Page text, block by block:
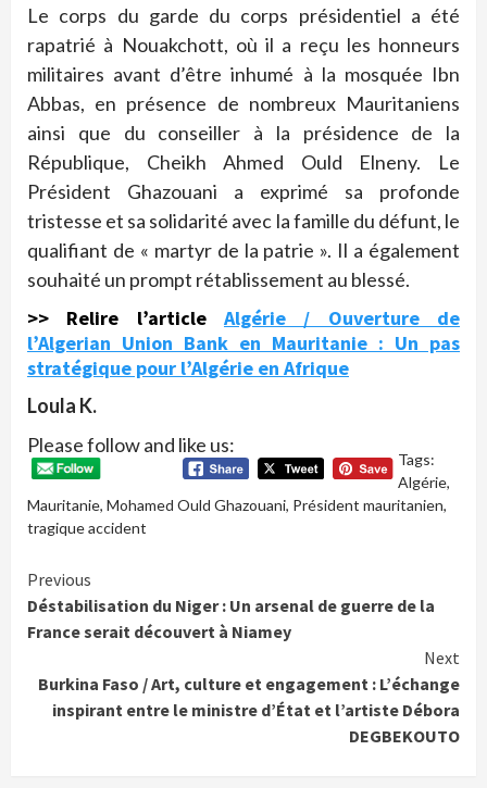
Le corps du garde du corps présidentiel a été
rapatrié à Nouakchott, où il a reçu les honneurs
militaires avant d’être inhumé à la mosquée Ibn
Abbas, en présence de nombreux Mauritaniens
ainsi que du conseiller à la présidence de la
République, Cheikh Ahmed Ould Elneny. Le
Président Ghazouani a exprimé sa profonde
tristesse et sa solidarité avec la famille du défunt, le
qualifiant de « martyr de la patrie ». Il a également
souhaité un prompt rétablissement au blessé.
>> Relire l’article Algérie / Ouverture de
l’Algerian Union Bank en Mauritanie : Un pas
stratégique pour l’Algérie en Afrique
Loula K.
Please follow and like us:
Tags:
Algérie,
Mauritanie, Mohamed Ould Ghazouani, Président mauritanien,
tragique accident
Continue
Reading
Previous
Déstabilisation du Niger : Un arsenal de guerre de la
France serait découvert à Niamey
Next
Burkina Faso / Art, culture et engagement : L’échange
inspirant entre le ministre d’État et l’artiste Débora
DEGBEKOUTO